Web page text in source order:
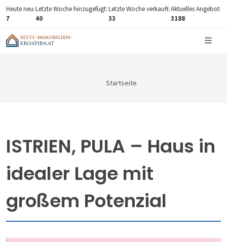
Heute neu:
7
Letzte Woche hinzugefügt:
40
Letzte Woche verkauft:
33
Aktuelles Angebot:
3188
Startseite
ISTRIEN, PULA – Haus in
idealer Lage mit
großem Potenzial